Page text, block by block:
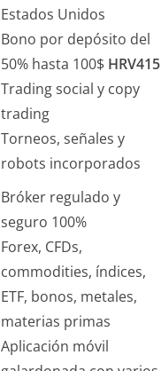
Estados Unidos
Bono por depósito del
50% hasta 100$ HRV415
Trading social y copy
trading
Torneos, señales y
robots incorporados
Bróker regulado y
seguro 100%
Forex, CFDs,
commodities, índices,
ETF, bonos, metales,
materias primas
Aplicación móvil